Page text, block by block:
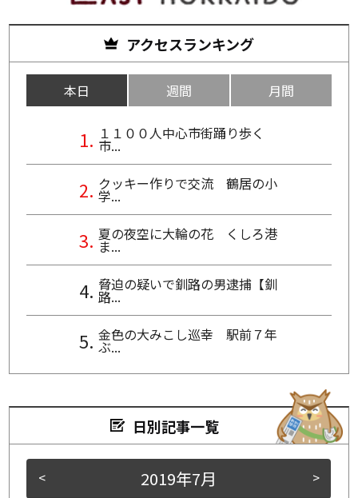
アクセスランキング
本日 週間 月間
１１００人中心市街踊り歩く
市...
クッキー作りで交流 鶴居の小
学...
夏の夜空に大輪の花 くしろ港
ま...
脅迫の疑いで釧路の男逮捕【釧
路...
金色の大みこし巡幸 駅前７年
ぶ...
日別記事一覧
< >
2019年7月